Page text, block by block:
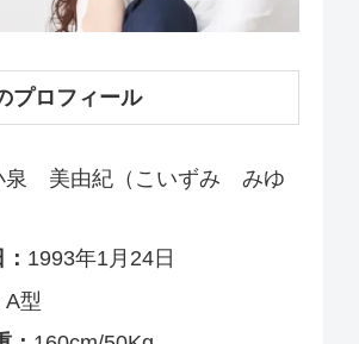
プロフィール
泉 美由紀（こいずみ みゆ
1993年1月24日
A型